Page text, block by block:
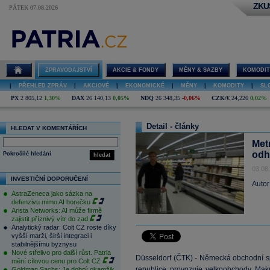
PÁTEK 07.08.2026
ZPRAVODAJSTVÍ AKCIE & FONDY MĚNY & SAZBY
PŘEHLED ZPRÁV AKCIOVÉ EKONOMICKÉ MĚNY KOMODITY
PX 2 805,12 1,30% DAX 26 140,13 0,05% NDQ 26 348,35 -0,06% CZK/€ 24,226 0,02%
HLEDAT V KOMENTÁŘÍCH
hledat
Pokročilé hledání
INVESTIČNÍ DOPORUČENÍ
AstraZeneca jako sázka na
defenzivu mimo AI horečku
Arista Networks: AI může firmě
zajistit příznivý vítr do zad
Analytický radar: Colt CZ roste díky
vyšší marži, širší integraci i
stabilnějšímu byznysu
Nové střelivo pro další růst. Patria
mění cílovou cenu pro Colt CZ
Detail - články
Düsseldorf (ČTK) - Německá obchodní